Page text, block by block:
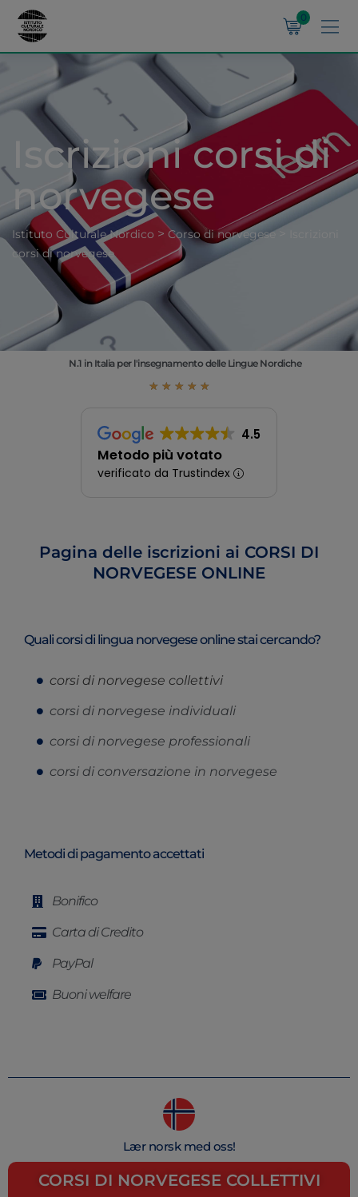
0
Iscrizioni corsi di
norvegese
Istituto Culturale Nordico > Corso di norvegese>
corsi di norvegese
N.1 in Italia per l'insegnamento delle Lingue Nordiche
★ ★ ★ ★ ★
4.5
Metodo più votato
verificato da Trustindex
Pagina delle iscrizioni ai CORSI DI
NORVEGESE ONLINE
Quali corsi di lingua norvegese online stai cercando?
corsi di norvegese collettivi
corsi di norvegese individuali
corsi di norvegese professionali
corsi di conversazione in norvegese
Metodi di pagamento accettati
Bonifico
Carta di Credito
PayPal
Buoni welfare
Lær norsk med oss!
CORSI DI NORVEGESE COLLETTIVI